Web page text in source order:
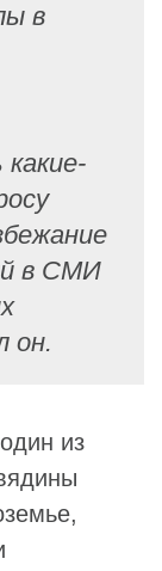
в
в СМИ
он.
из